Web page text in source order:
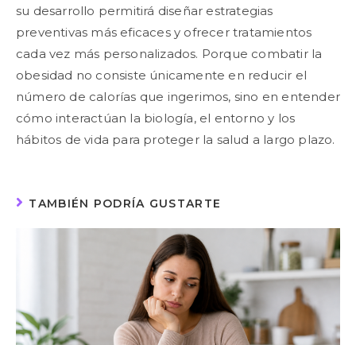
su desarrollo permitirá diseñar estrategias
preventivas más eficaces y ofrecer tratamientos
cada vez más personalizados. Porque combatir la
obesidad no consiste únicamente en reducir el
número de calorías que ingerimos, sino en entender
cómo interactúan la biología, el entorno y los
hábitos de vida para proteger la salud a largo plazo.
TAMBIÉN PODRÍA GUSTARTE